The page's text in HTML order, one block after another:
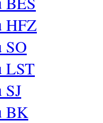
HFZ
SO
LST
SJ
BK